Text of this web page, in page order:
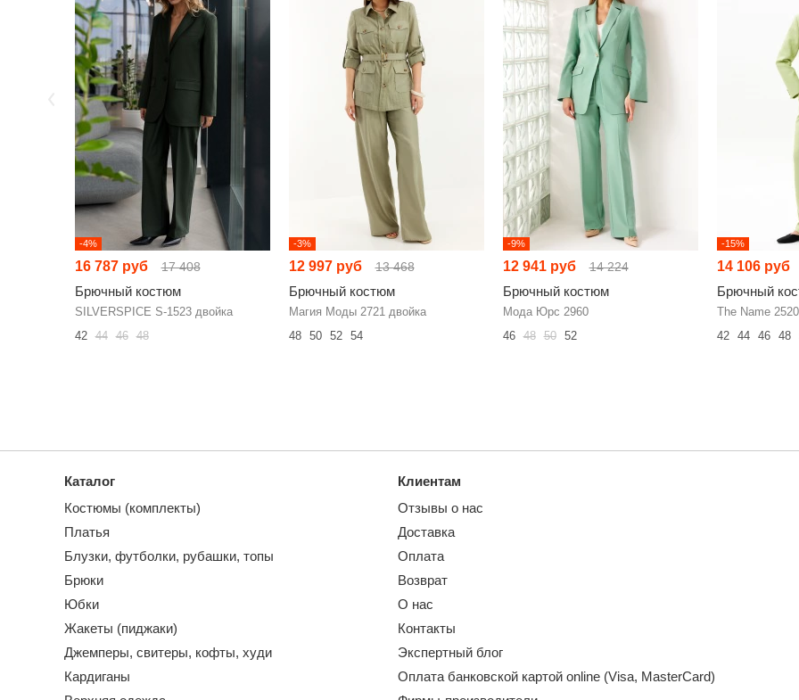
-4%
16 787 руб 17 408
Брючный костюм
SILVERSPICE S-1523 двойка
42 44 46 48
-3%
12 997 руб 13 468
Брючный костюм
Магия Моды 2721 двойка
48
50 52 54
-9%
12 941 руб 14 224
Брючный костюм
Мода Юрс 2960
46 48 50 52
-15%
14 106 руб
Брючный
The Name 2520
42
44 46 48
Каталог
Костюмы (комплекты)
Платья
Блузки, футболки, рубашки, топы
Брюки
Юбки
Жакеты (пиджаки)
Джемперы, свитеры, кофты, худи
Кардиганы
Клиентам
Отзывы о нас
Доставка
Оплата
Возврат
О нас
Контакты
Экспертный блог
Оплата банковской картой online (Visa, MasterCard)